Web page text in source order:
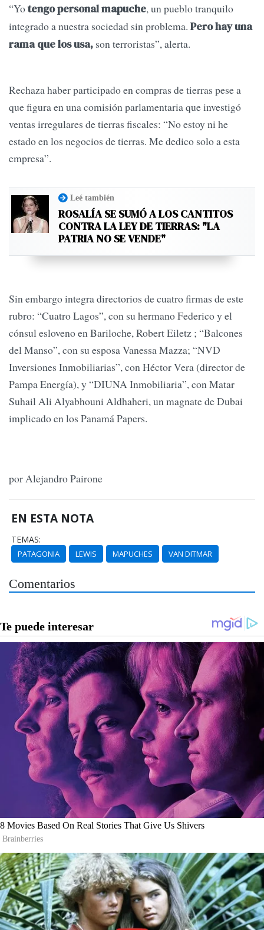
“Yotengo personal mapuche, un pueblo tranquilo
integrado a nuestra sociedad sin problema. Pero hay una
rama que los usa, son terroristas”, alerta.
Rechaza haber participado en compras de tierras pese a
que figura en una comisión parlamentaria que investigó
ventas irregulares de tierras fiscales: “No estoy ni he
estado en los negocios de tierras. Me dedico solo a esta
empresa”.
Leé también
ROSALÍA SE SUMÓ A LOS CANTITOS
CONTRA LA LEY DE TIERRAS: "LA
PATRIA NO SE VENDE"
Sin embargo integra directorios de cuatro firmas de este
rubro: “Cuatro Lagos”, con su hermano Federico y el
cónsul esloveno en Bariloche, Robert Eiletz ; “Balcones
del Manso”, con su esposa Vanessa Mazza; “NVD
Inversiones Inmobiliarias”, con Héctor Vera (director de
Pampa Energía), y “DIUNA Inmobiliaria”, con Matar
Suhail Ali Alyabhouni Aldhaheri, un magnate de Dubai
implicado en los Panamá Papers.
por Alejandro Pairone
EN ESTA NOTA
TEMAS:
PATAGONIA LEWIS MAPUCHES VAN DITMAR
Comentarios